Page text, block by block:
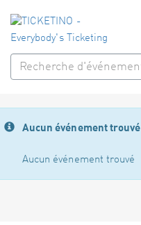
Aucun événement trouvé
Aucun événement trouvé